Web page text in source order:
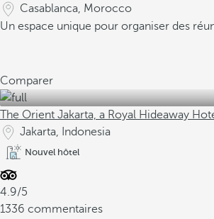
Casablanca, Morocco
Un espace unique pour organiser des
Comparer
The Orient Jakarta, a Royal Hideaway
Jakarta, Indonesia
Nouvel hôtel
4.9/5
1336 commentaires